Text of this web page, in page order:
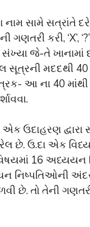
નામ સામે સત્રાંતે
ગણતરી કરી, ‘X’,
સંખ્યા જે-તે ખાનામાં
મદદથી
આ ના 40
ઉદાહરણ દ્વારા
છે. ઉ.દા એક
16 અધ્યયન
નિષ્પતિઓની અંદર
છે. તો તેની